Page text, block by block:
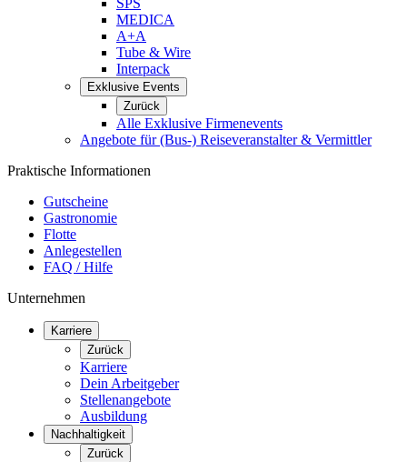
SPS
MEDICA
A+A
Tube & Wire
Interpack
Exklusive Events
Zurück
Alle Exklusive Firmenevents
Angebote für (Bus-) Reiseveranstalter & Vermittler
Praktische Informationen
Gutscheine
Gastronomie
Flotte
Anlegestellen
FAQ / Hilfe
Unternehmen
Karriere
Zurück
Karriere
Dein Arbeitgeber
Stellenangebote
Ausbildung
Nachhaltigkeit
Zurück